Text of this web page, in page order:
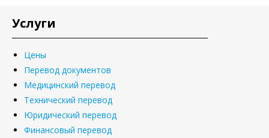
Услуги
Цены
Перевод документов
Медицинский перевод
Технический перевод
Юридический перевод
Финансовый перевод